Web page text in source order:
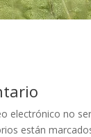
electrónico no
están